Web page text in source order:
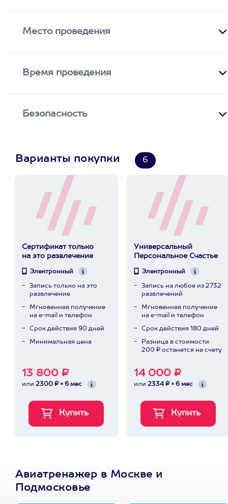
Место проведения
Время проведения
Безопасность
Варианты покупки 6
Сертификат только
на это развлечение
Электронный
Запись только на это
развлечение
Мгновенная получение
на e-mail и телефон
Срок действия 90 дней
Минимальная цена
13 800 ₽
или 2300 ₽ × 6 мес
Универсальный
Персональное Счастье
Электронный
Запись на любое из 2732
развлечений
Мгновенная получение
на e-mail и телефон
Срок действия 180 дней
Разница в стоимости
200 ₽ останется на счету
14 000 ₽
или 2334 ₽ × 6 мес
Авиатренажер в Москве и
Подмосковье